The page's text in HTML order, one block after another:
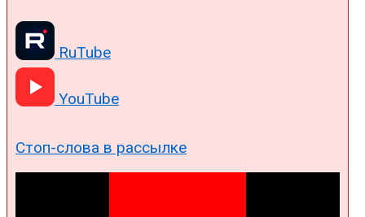
RuTube
YouTube
Стоп-слова в рассылке